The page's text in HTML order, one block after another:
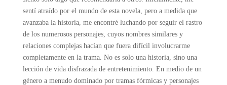
sentí atraído por el mundo de esta novela, pero a medida que
avanzaba la historia, me encontré luchando por seguir el rastro
de los numerosos personajes, cuyos nombres similares y
relaciones complejas hacían que fuera difícil involucrarme
completamente en la trama. No es solo una historia, sino una
lección de vida disfrazada de entretenimiento. En medio de un
género a menudo dominado por tramas fórmicas y personajes